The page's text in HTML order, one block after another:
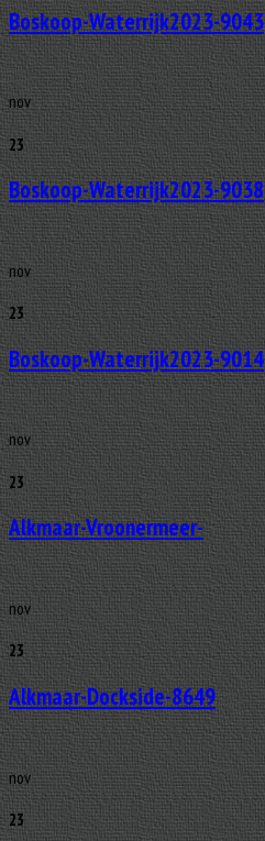
Boskoop-Waterrijk2023-9043
nov
23
Boskoop-Waterrijk2023-9038
nov
23
Boskoop-Waterrijk2023-9014
nov
23
Alkmaar-Vroonermeer-
nov
23
Alkmaar-Dockside-8649
nov
23